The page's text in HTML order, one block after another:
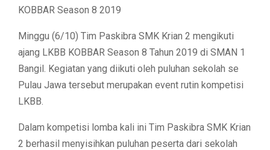
KOBBAR Season 8 2019
Minggu (6/10) Tim Paskibra SMK Krian 2 mengikuti
ajang LKBB KOBBAR Season 8 Tahun 2019 di SMAN 1
Bangil. Kegiatan yang diikuti oleh puluhan sekolah se
Pulau Jawa tersebut merupakan event rutin kompetisi
LKBB.
Dalam kompetisi lomba kali ini Tim Paskibra SMK Krian
2 berhasil menyisihkan puluhan peserta dari sekolah